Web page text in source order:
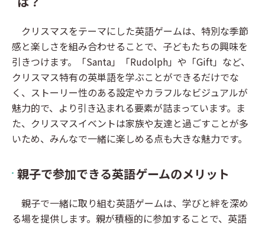
クリスマスをテーマにした英語ゲームは、特別な季節
感と楽しさを組み合わせることで、子どもたちの興味を
引きつけます。「Santa」「Rudolph」や「Gift」など、
クリスマス特有の英単語を学ぶことができるだけでな
く、ストーリー性のある設定やカラフルなビジュアルが
魅力的で、より引き込まれる要素が詰まっています。ま
た、クリスマスイベントは家族や友達と過ごすことが多
いため、みんなで一緒に楽しめる点も大きな魅力です。
親子で参加できる英語ゲームのメリット
親子で一緒に取り組む英語ゲームは、学びと絆を深め
る場を提供します。親が積極的に参加することで、英語